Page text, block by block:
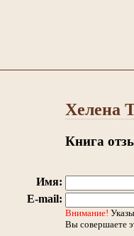
Хелена
Книга
Имя:
E-mail:
Внимание!
Вы совершаете